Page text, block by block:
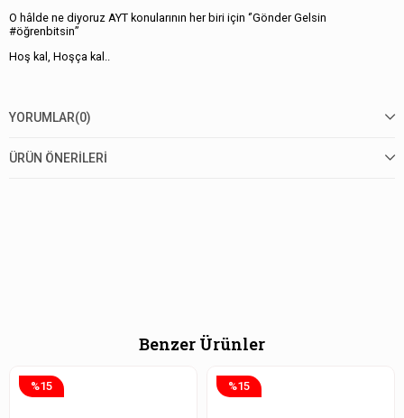
O hâlde ne diyoruz AYT konularının her biri için ‘’Gönder Gelsin
#öğrenbitsin’’
Hoş kal, Hoşça kal..
YORUMLAR(0)
ÜRÜN ÖNERILERI
Benzer Ürünler
%15 %15